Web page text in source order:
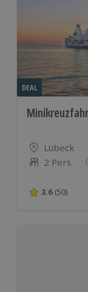
DEAL
Standort
Lübeck
Anzahl der
2 Pers.
3.6 von 5
3.6 (50)